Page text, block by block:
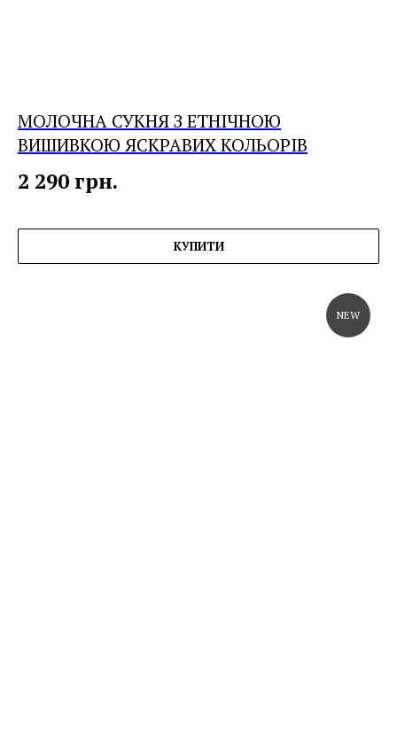
МОЛОЧНА СУКНЯ З ЕТНІЧНОЮ
ВИШИВКОЮ ЯСКРАВИХ КОЛЬОРІВ
2 290 грн.
КУПИТИ
NEW